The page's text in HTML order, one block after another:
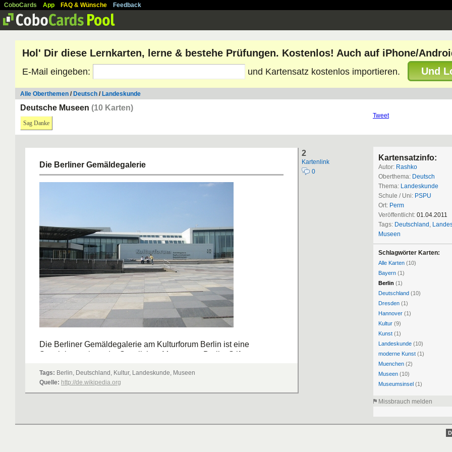
CoboCards App FAQ & Wünsche Feedback
Hol' Dir diese Lernkarten, lerne & bestehe Prüfungen. Kostenlos! Auch auf iPhone/
E-Mail eingeben: und Kartensatz kostenlos importieren. Und
Alle Oberthemen / Deutsch / Landeskunde
Deutsche Museen (10 Karten)
Sag Danke
Tweet
2
Kartenlink
0
Die Berliner Gemäldegalerie
Die Berliner Gemäldegalerie am Kulturforum Berlin ist eine
Spezialsammlung der Staatlichen Museen zu Berlin, Stiftung
bedeutendsten Bestände alter europäischer Malerei vom 13. bis
zum 18. Jahrhundert.
Tags: Berlin, Deutschland, Kultur, Landeskunde, Museen
Quelle: http://de.wikipedia.org
Kartensatzinfo:
Autor: Rashko
Oberthema: Deutsch
Thema: Landeskunde
Schule / Uni: PSPU
Ort: Perm
Veröffentlicht: 01.04.2011
Tags: Deutschland ,
Museen
Schlagwörter Karten:
Alle Karten (10)
Bayern (1)
Berlin (1)
Deutschland (10)
Dresden (1)
Hannover (1)
Kultur (9)
Kunst (1)
Landeskunde (10)
moderne Kunst (1)
Muenchen (2)
Museen (10)
Museumsinsel (1)
Missbrauch melden